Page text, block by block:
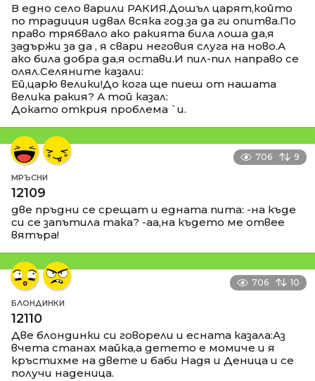
В едно село варили РАКИЯ.Дошъл царят,който
по традиция идвал всяка год.за да ги опитва.По
право трябвало ако ракията била лоша да,я
задържи за да , я свари неговия слуга на ново.А
ако била добра да,я остави.И пил-пил направо се
олял.Селяните казали:
Ей,царю велики!До кога ще пиеш от нашата
велика ракия? А той казал:
Докато открия проблема `и.
706 9
МРЪСНИ
12109
две пръдни се срещат и едната пита: -на къде
си се запътила така? -аа,на където ме отвее
вятъра!
706 10
БЛОНДИНКИ
12110
Две блондинки си говорели и есната казала:Аз
вчета станах майка,а детето е момиче и я
кръстихме на двете и баби Надя и Деница и се
получи наденица.